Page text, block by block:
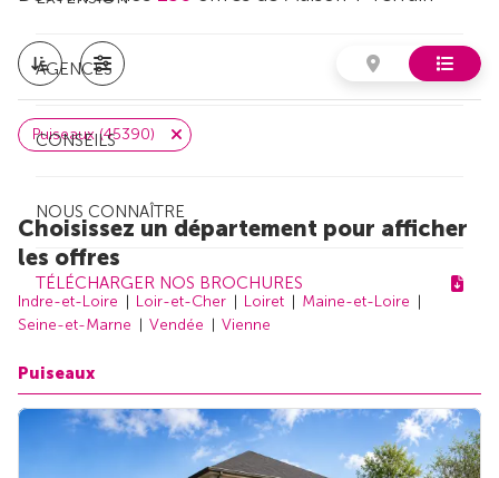
AGENCES
CONSEILS
NOUS CONNAÎTRE
TÉLÉCHARGER NOS BROCHURES
Puiseaux (45390)
Choisissez un département pour afficher
les offres
Indre-et-Loire Loir-et-Cher Loiret
Maine-et-Loire
Seine-et-Marne
Vendée Vienne
Puiseaux